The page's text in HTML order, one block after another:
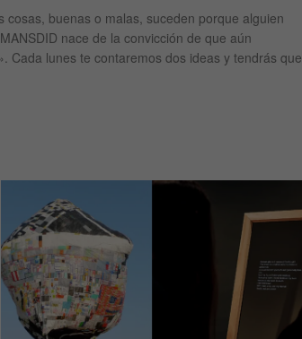
cosas, buenas o malas, suceden porque alguien
nace de la convicción de que aún
Cada lunes te contaremos dos ideas y tendrás que